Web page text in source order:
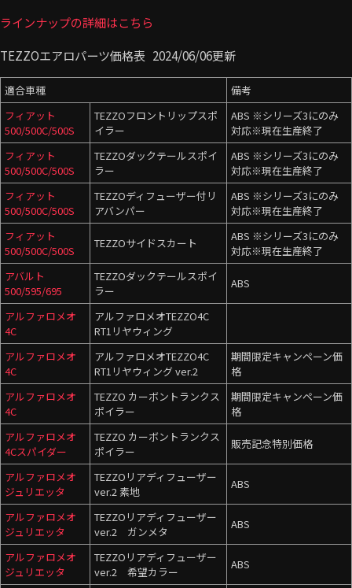
ラインナップの詳細はこちら
TEZZOエアロパーツ価格表 2024/06/06更新
適合車種
備考
フィアット
500/500C/500S
TEZZOフロントリップスポ
イラー
ABS ※シリーズ3にのみ
対応※現在生産終了
フィアット
500/500C/500S
TEZZOダックテールスポイ
ラー
ABS ※シリーズ3にのみ
対応※現在生産終了
フィアット
500/500C/500S
TEZZOディフューザー付リ
アバンパー
ABS ※シリーズ3にのみ
対応※現在生産終了
フィアット
500/500C/500S
TEZZOサイドスカート
ABS ※シリーズ3にのみ
対応※現在生産終了
アバルト
500/595/695
TEZZOダックテールスポイ
ラー
ABS
アルファロメオ
4C
アルファロメオTEZZO4C
RT1リヤウィング
アルファロメオ
4C
アルファロメオTEZZO4C
RT1リヤウィング ver.2
期間限定キャンペーン価
格
アルファロメオ
4C
TEZZO カーボントランクス
ポイラー
期間限定キャンペーン価
格
アルファロメオ
4Cスパイダー
TEZZO カーボントランクス
ポイラー
販売記念特別価格
アルファロメオ
ジュリエッタ
TEZZOリアディフューザー
ver.2 素地
ABS
アルファロメオ
ジュリエッタ
TEZZOリアディフューザー
ver.2 ガンメタ
ABS
アルファロメオ
ジュリエッタ
TEZZOリアディフューザー
ver.2 希望カラー
ABS